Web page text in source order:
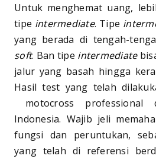
Untuk menghemat uang,
tipe intermediate. Tipe
yang berada di tengah-
soft. Ban tipe intermediate
jalur yang basah hingga
Hasil test yang telah
motocross professional
Indonesia. Wajib jeli
fungsi dan peruntukan,
yang telah di referensi